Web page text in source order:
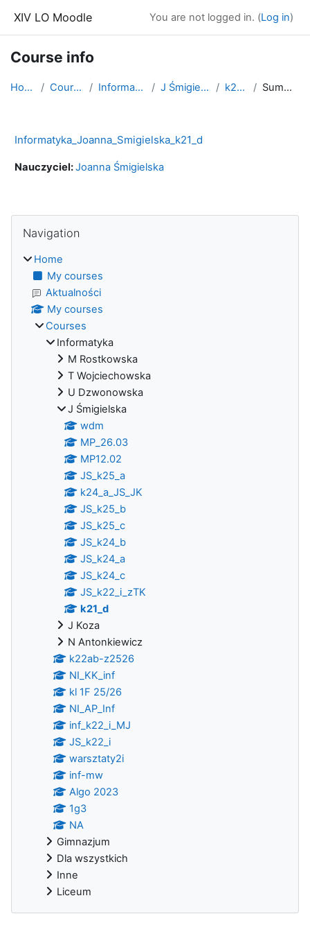
XIV LO Moodle You are not logged in. (Log in)
Course info
Home Courses Informatyka J Śmigielska k21_d Summary
Informatyka_Joanna_Smigielska_k21_d
Nauczyciel:Joanna Śmigielska
Blocks
Navigation
Home
My courses
Aktualności
My courses
Courses
Informatyka
M Rostkowska
T Wojciechowska
U Dzwonowska
J Śmigielska
wdm
MP_26.03
MP12.02
JS_k25_a
k24_a_JS_JK
JS_k25_b
JS_k25_c
JS_k24_b
JS_k24_a
JS_k24_c
JS_k22_i_zTK
k21_d
J Koza
N Antonkiewicz
k22ab-z2526
NI_KK_inf
kl 1F 25/26
NI_AP_Inf
inf_k22_i_MJ
JS_k22_i
warsztaty2i
inf-mw
Algo 2023
1g3
NA
Gimnazjum
Dla wszystkich
Inne
Liceum